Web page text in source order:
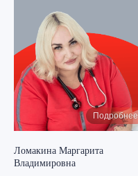
Подробнее
Ломакина Маргарита
Владимировна